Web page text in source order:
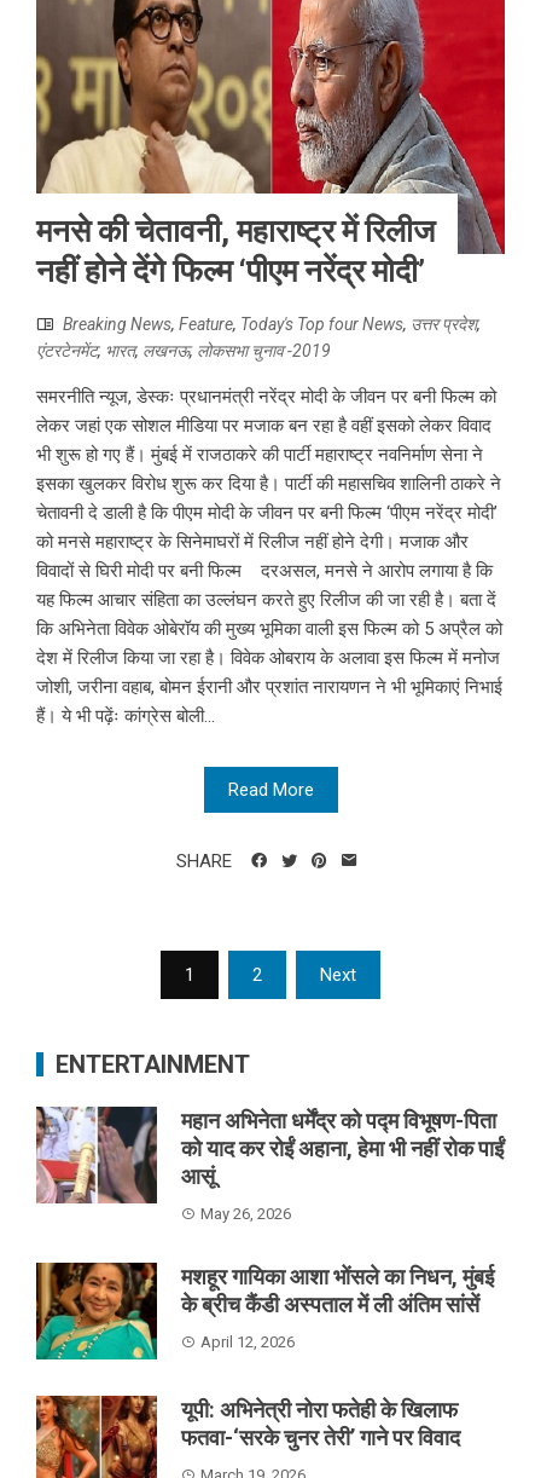
मनसे की चेतावनी, महाराष्ट्र में रिलीज
नहीं होने देंगे फिल्म ‘पीएम नरेंद्र मोदी’
Breaking News, Feature, Today's Top four News, उत्तर प्रदेश,
एंटरटेनमेंट, भारत, लखनऊ, लोकसभा चुनाव -2019
समरनीति न्यूज, डेस्कः प्रधानमंत्री नरेंद्र मोदी के जीवन पर बनी फिल्म को
लेकर जहां एक सोशल मीडिया पर मजाक बन रहा है वहीं इसको लेकर विवाद
भी शुरू हो गए हैं। मुंबई में राजठाकरे की पार्टी महाराष्ट्र नवनिर्माण सेना ने
इसका खुलकर विरोध शुरू कर दिया है। पार्टी की महासचिव शालिनी ठाकरे ने
चेतावनी दे डाली है कि पीएम मोदी के जीवन पर बनी फिल्म ‘पीएम नरेंद्र मोदी’
को मनसे महाराष्ट्र के सिनेमाघरों में रिलीज नहीं होने देगी। मजाक और
विवादों से घिरी मोदी पर बनी फिल्म दरअसल, मनसे ने आरोप लगाया है कि
यह फिल्म आचार संहिता का उल्लंघन करते हुए रिलीज की जा रही है। बता दें
कि अभिनेता विवेक ओबेरॉय की मुख्य भूमिका वाली इस फिल्म को 5 अप्रैल को
देश में रिलीज किया जा रहा है। विवेक ओबराय के अलावा इस फिल्म में मनोज
जोशी, जरीना वहाब, बोमन ईरानी और प्रशांत नारायणन ने भी भूमिकाएं निभाई
हैं। ये भी पढ़ेंः कांग्रेस बोली...
Read More
SHARE
navigation
1 2 Next
ENTERTAINMENT
महान अभिनेता धर्मेंद्र को पद्म विभूषण-पिता
को याद कर रोईं अहाना, हेमा भी नहीं रोक पाईं
आसूं
May 26, 2026
मशहूर गायिका आशा भोंसले का निधन, मुंबई
के ब्रीच कैंडी अस्पताल में ली अंतिम सांसें
April 12, 2026
यूपी: अभिनेत्री नोरा फतेही के खिलाफ
फतवा-‘सरके चुनर तेरी’ गाने पर विवाद
March 19, 2026